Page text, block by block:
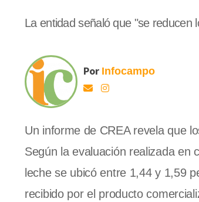
La entidad señaló que "se reducen
Por Infocampo
Un informe de CREA revela que
Según la evaluación realizada en
leche se ubicó entre 1,44 y 1,59
recibido por el producto